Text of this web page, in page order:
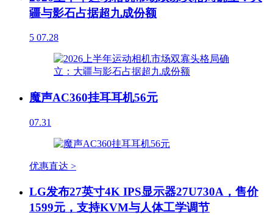
疆与影石占据超九成份额
5 07.28
魔声AC360挂耳耳机56元
07.31
优惠直达 >
LG发布27英寸4K IPS显示器27U730A，售价
1599元，支持KVM与人体工学调节